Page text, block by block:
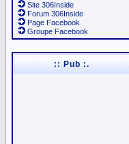
Site 306Inside
Forum 306Inside
Page Facebook
Groupe Facebook
:: Pub :.